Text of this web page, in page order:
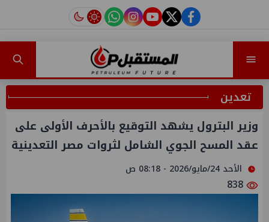
facebook
twitter
youtube
instagram
tiktok
تعدين
وزير البترول يشهد التوقيع بالأحرف الأولى على
عقد المسح الجوي الشامل لثروات مصر التعدينية
الأحد 24/مايو/2026 - 08:18 ص